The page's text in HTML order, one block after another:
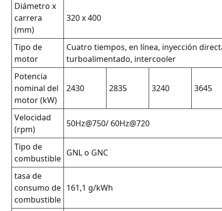
Diámetro x
carrera
(mm)
320 x 400
Tipo de
motor
Cuatro tiempos, en línea, inyección
turboalimentado, intercooler
Potencia
nominal del
motor (kW)
2430 2835 3240 3645
Velocidad
(rpm)
50Hz@750/ 60Hz@720
Tipo de
combustible
GNL o GNC
tasa de
consumo de
combustible
161,1 g/kWh